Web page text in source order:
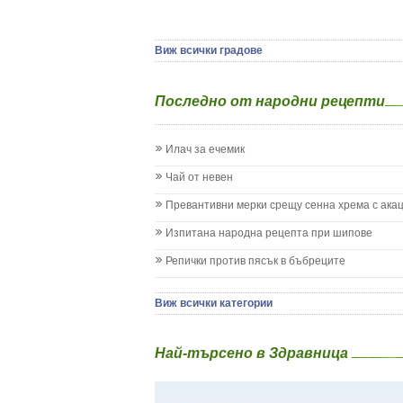
Детски диабет
Жълтеница
Запек на бебето и детето
Кашлица при бебето и детето
Колики
Менингит
Млечница
Нощно напикаване - енуреза
Плач
Виж всички градове
Последно от народни рецепти
Илач за ечемик
Чай от невен
Превантивни мерки срещу сенна хрема с
Изпитана народна рецепта при шипове
Репички против пясък в бъбреците
Виж всички категории
Най-търсено в Здравница